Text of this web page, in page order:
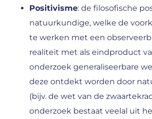
Positivisme: de filosofische
natuurkundige, welke de
te werken met een
realiteit met als eindproduct
onderzoek generaliseerbare
deze ontdekt worden door
(bijv. de wet van de
onderzoek bestaat veelal uit